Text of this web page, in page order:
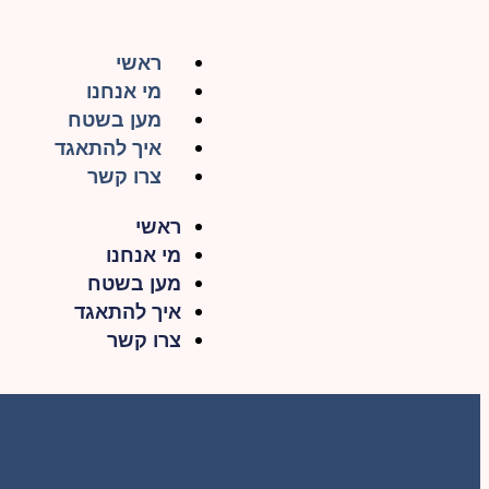
ראשי
מי אנחנו
מען בשטח
איך להתאגד
צרו קשר
ראשי
מי אנחנו
מען בשטח
איך להתאגד
צרו קשר